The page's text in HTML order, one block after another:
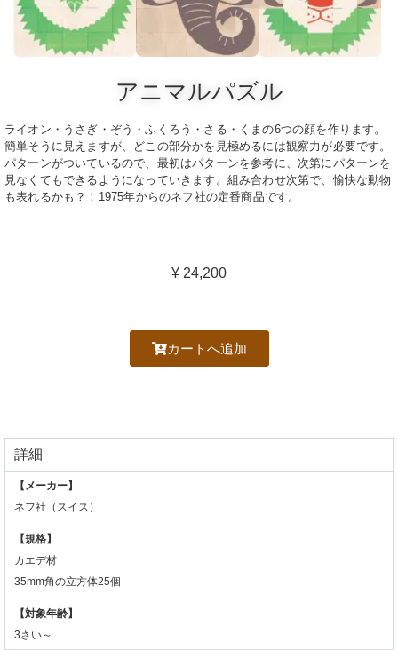
アニマルパズル
ライオン・うさぎ・ぞう・ふくろう・さる・くまの6つの顔を作ります。
簡単そうに見えますが、どこの部分かを見極めるには観察力が必要です。
パターンがついているので、最初はパターンを参考に、次第にパターンを
見なくてもできるようになっていきます。組み合わせ次第で、愉快な動物
も表れるかも？！1975年からのネフ社の定番商品です。
¥ 24,200
カートへ追加
詳細
【メーカー】
ネフ社（スイス）
【規格】
カエデ材
35mm角の立方体25個
【対象年齢】
3さい～